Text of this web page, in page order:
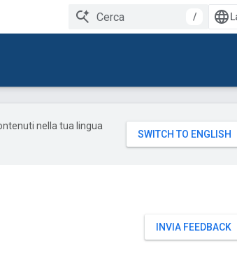
/
nella tua lingua
INVIA FEEDBACK